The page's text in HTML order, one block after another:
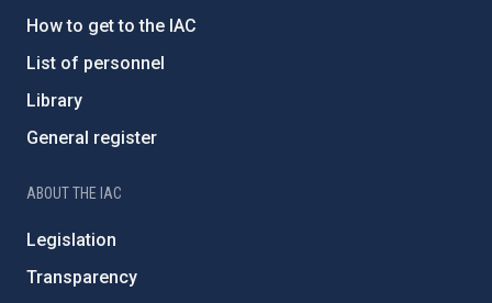
How to get to the IAC
List of personnel
Library
General register
ABOUT THE IAC
Legislation
Transparency